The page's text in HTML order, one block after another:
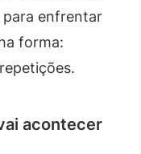
para enfrentar
forma:
acontecer